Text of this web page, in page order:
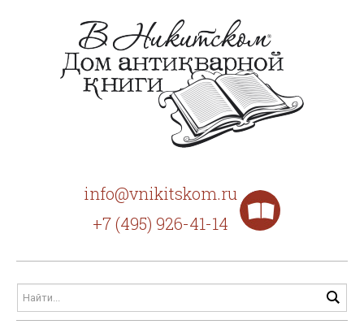
info@vnikitskom.ru
+7 (495) 926-41-14